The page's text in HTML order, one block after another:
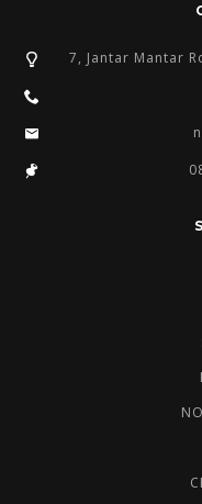
7, Jantar Mantar